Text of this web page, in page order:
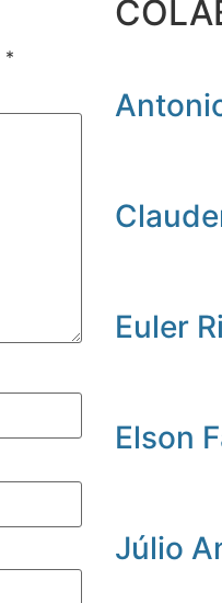
*
Euler
Elson
Júlio